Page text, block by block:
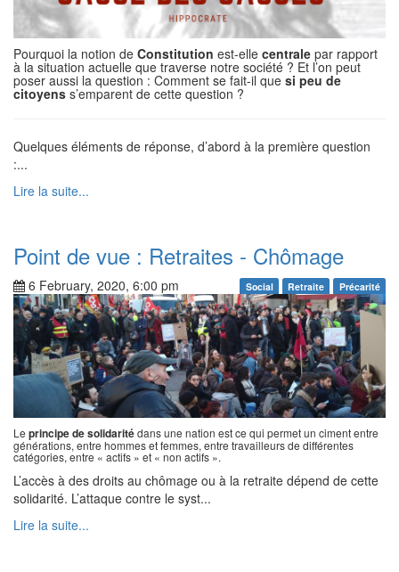
Pourquoi la notion de Constitution est-elle centrale par rapport
à la situation actuelle que traverse notre société ? Et l’on peut
poser aussi la question : Comment se fait-il que si peu de
citoyens s’emparent de cette question ?
Quelques éléments de réponse, d’abord à la première question
:...
Lire la suite...
Point de vue : Retraites - Chômage
6 February, 2020, 6:00 pm Social Retraite Précarité
Le principe de solidaritédans une nation est ce qui permet un ciment entre
générations, entre hommes et femmes, entre travailleurs de différentes
catégories, entre « actifs » et « non actifs ».
L’accès à des droits au chômage ou à la retraite dépend de cette
solidarité. L’attaque contre le syst...
Lire la suite...